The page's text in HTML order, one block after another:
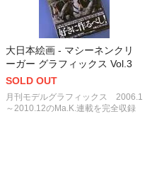
大日本絵画 - マシーネンクリ
ーガー グラフィックス Vol.3
SOLD OUT
月刊モデルグラフィックス 2006.1
～2010.12のMa.K.連載を完全収録